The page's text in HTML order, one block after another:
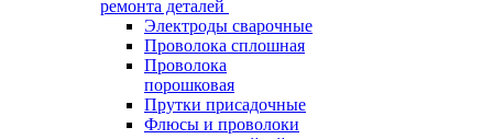
ремонта деталей
Электроды сварочные
Проволока сплошная
Проволока
порошковая
Прутки присадочные
Флюсы и проволоки